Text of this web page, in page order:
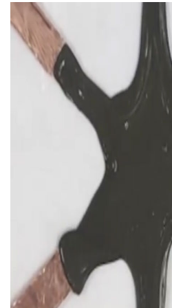
và thay đổi hình dạng,
allowing the slime to squeeze
even grasp small objects.
từ đó cho phép robot này thu mình
và thậm chí còn có thể cuốn lấy các
It also happens to be a pretty
Ngoài ra, nó cũng là một chất dẫn
but that's not really why the
nhưng đó lại không phải là lý do
The goo, a mix of polyvinyl
particles, is social media gold.
Chất nhầy có cấu tạo từ polyvinyl
tính này hiện là một "mỏ vàng" trên